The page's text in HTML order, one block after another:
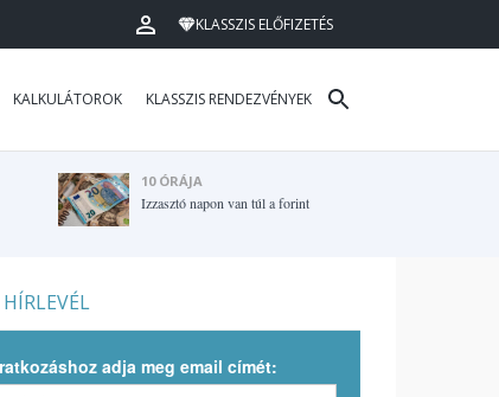
KLASSZIS ELŐFIZETÉS
KALKULÁTOROK KLASSZIS RENDEZVÉNYEK
10 ÓRÁJA
Izzasztó napon van túl a forint
adja meg email címét: